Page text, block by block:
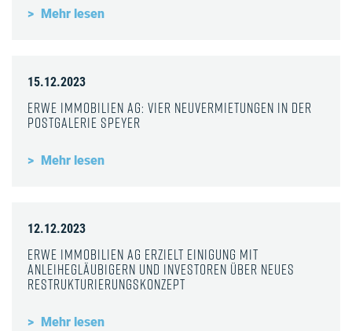
Mehr lesen
15.12.2023
ERWE Immobilien AG: Vier Neuvermietungen in der
Postgalerie Speyer
Mehr lesen
12.12.2023
ERWE Immobilien AG erzielt Einigung mit
Anleihegläubigern und Investoren über neues
Restrukturierungskonzept
Mehr lesen